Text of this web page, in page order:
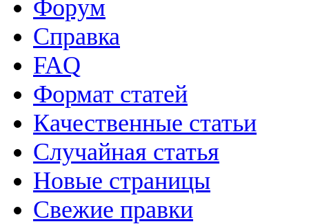
Форум
Справка
FAQ
Формат статей
Качественные статьи
Случайная статья
Новые страницы
Свежие правки